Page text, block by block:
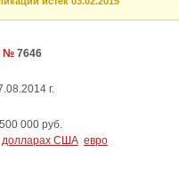
№ 7646
г.
000 руб.
долларах США евро